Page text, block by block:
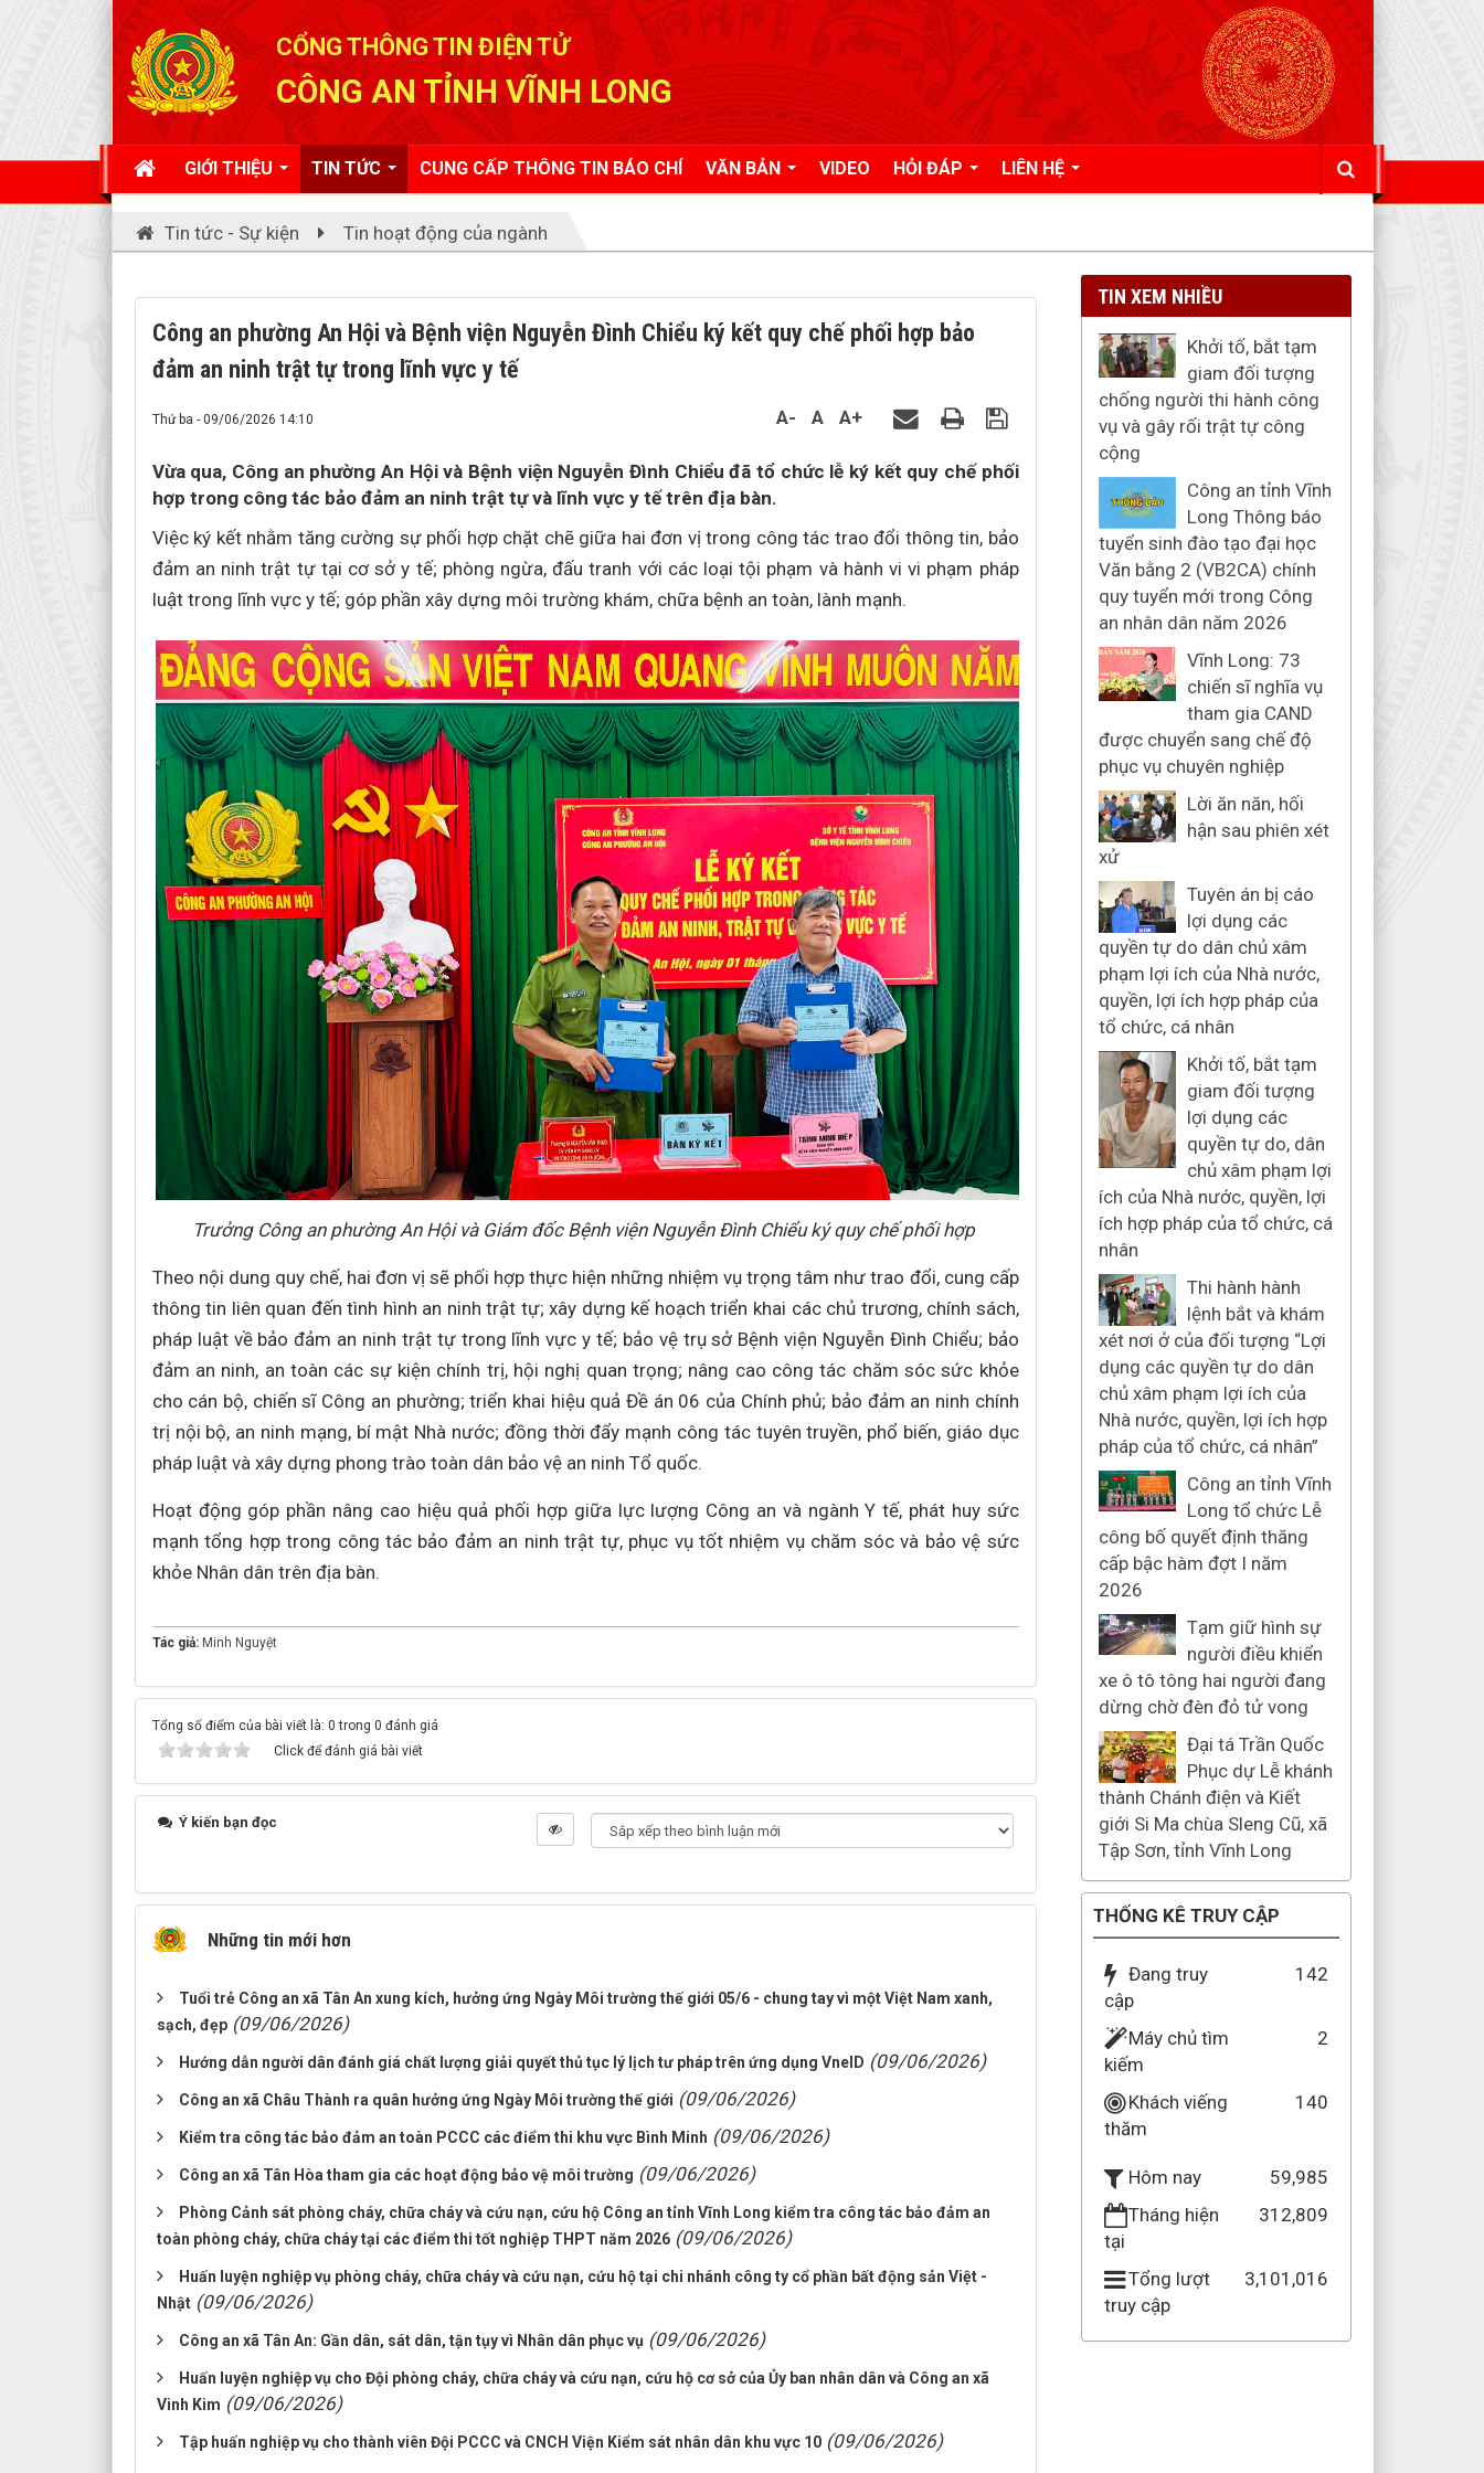
CỔNG THÔNG TIN ĐIỆN TỬ
CÔNG AN TỈNH VĨNH LONG
GIỚI THIỆU TIN TỨC CUNG CẤP THÔNG TIN BÁO CHÍ VĂN BẢN VIDEO HỎI ĐÁP LIÊN HỆ
Tin tức - Sự kiện Tin hoạt động của ngành
Công an phường An Hội và Bệnh viện Nguyễn Đình Chiểu ký kết quy chế phối hợp bảo
đảm an ninh trật tự trong lĩnh vực y tế
Thứ ba - 09/06/2026 14:10 A- A A+
Vừa qua, Công an phường An Hội và Bệnh viện Nguyễn Đình Chiểu đã tổ chức lễ ký kết quy chế phối
hợp trong công tác bảo đảm an ninh trật tự và lĩnh vực y tế trên địa bàn.
Việc ký kết nhằm tăng cường sự phối hợp chặt chẽ giữa hai đơn vị trong công tác trao đổi thông tin, bảo
đảm an ninh trật tự tại cơ sở y tế; phòng ngừa, đấu tranh với các loại tội phạm và hành vi vi phạm pháp
luật trong lĩnh vực y tế; góp phần xây dựng môi trường khám, chữa bệnh an toàn, lành mạnh.
Trưởng Công an phường An Hội và Giám đốc Bệnh viện Nguyễn Đình Chiểu ký quy chế phối hợp
Theo nội dung quy chế, hai đơn vị sẽ phối hợp thực hiện những nhiệm vụ trọng tâm như trao đổi, cung cấp
thông tin liên quan đến tình hình an ninh trật tự; xây dựng kế hoạch triển khai các chủ trương, chính sách,
pháp luật về bảo đảm an ninh trật tự trong lĩnh vực y tế; bảo vệ trụ sở Bệnh viện Nguyễn Đình Chiểu; bảo
đảm an ninh, an toàn các sự kiện chính trị, hội nghị quan trọng; nâng cao công tác chăm sóc sức khỏe
cho cán bộ, chiến sĩ Công an phường; triển khai hiệu quả Đề án 06 của Chính phủ; bảo đảm an ninh chính
trị nội bộ, an ninh mạng, bí mật Nhà nước; đồng thời đẩy mạnh công tác tuyên truyền, phổ biến, giáo dục
pháp luật và xây dựng phong trào toàn dân bảo vệ an ninh Tổ quốc.
Hoạt động góp phần nâng cao hiệu quả phối hợp giữa lực lượng Công an và ngành Y tế, phát huy sức
mạnh tổng hợp trong công tác bảo đảm an ninh trật tự, phục vụ tốt nhiệm vụ chăm sóc và bảo vệ sức
khỏe Nhân dân trên địa bàn.
Tác giả: Minh Nguyệt
Tổng số điểm của bài viết là: 0 trong 0 đánh giá
Click để đánh giá bài viết
Ý kiến bạn đọc
Những tin mới hơn
Tuổi trẻ Công an xã Tân An xung kích, hưởng ứng Ngày Môi trường thế giới 05/6 - chung tay vì một Việt Nam xanh,
sạch, đẹp (09/06/2026)
Hướng dẫn người dân đánh giá chất lượng giải quyết thủ tục lý lịch tư pháp trên ứng dụng VneID (09/06/2026)
Công an xã Châu Thành ra quân hưởng ứng Ngày Môi trường thế giới (09/06/2026)
Kiểm tra công tác bảo đảm an toàn PCCC các điểm thi khu vực Bình Minh (09/06/2026)
Công an xã Tân Hòa tham gia các hoạt động bảo vệ môi trường (09/06/2026)
Phòng Cảnh sát phòng cháy, chữa cháy và cứu nạn, cứu hộ Công an tỉnh Vĩnh Long kiểm tra công tác bảo đảm an
toàn phòng cháy, chữa cháy tại các điểm thi tốt nghiệp THPT năm 2026 (09/06/2026)
Huấn luyện nghiệp vụ phòng cháy, chữa cháy và cứu nạn, cứu hộ tại chi nhánh công ty cổ phần bất động sản Việt -
Nhật (09/06/2026)
Công an xã Tân An: Gần dân, sát dân, tận tụy vì Nhân dân phục vụ (09/06/2026)
Huấn luyện nghiệp vụ cho Đội phòng cháy, chữa cháy và cứu nạn, cứu hộ cơ sở của Ủy ban nhân dân và Công an xã
Vinh Kim (09/06/2026)
Tập huấn nghiệp vụ cho thành viên Đội PCCC và CNCH Viện Kiểm sát nhân dân khu vực 10 (09/06/2026)
TIN XEM NHIỀU
Khởi tố, bắt tạm
giam đối tượng
chống người thi hành công
vụ và gây rối trật tự công
cộng
Công an tỉnh Vĩnh
Long Thông báo
tuyển sinh đào tạo đại học
Văn bằng 2 (VB2CA) chính
quy tuyển mới trong Công
an nhân dân năm 2026
Vĩnh Long: 73
chiến sĩ nghĩa vụ
tham gia CAND
được chuyển sang chế độ
phục vụ chuyên nghiệp
Lời ăn năn, hối
hận sau phiên xét
xử
Tuyên án bị cáo
lợi dụng các
quyền tự do dân chủ xâm
phạm lợi ích của Nhà nước,
quyền, lợi ích hợp pháp của
tổ chức, cá nhân
Khởi tố, bắt tạm
giam đối tượng
lợi dụng các
quyền tự do, dân
chủ xâm phạm lợi
ích của Nhà nước, quyền, lợi
ích hợp pháp của tổ chức, cá
nhân
Thi hành hành
lệnh bắt và khám
xét nơi ở của đối tượng “Lợi
dụng các quyền tự do dân
chủ xâm phạm lợi ích của
Nhà nước, quyền, lợi ích hợp
pháp của tổ chức, cá nhân”
Công an tỉnh Vĩnh
Long tổ chức Lễ
công bố quyết định thăng
cấp bậc hàm đợt I năm
2026
Tạm giữ hình sự
người điều khiển
xe ô tô tông hai người đang
dừng chờ đèn đỏ tử vong
Đại tá Trần Quốc
Phục dự Lễ khánh
thành Chánh điện và Kiết
giới Si Ma chùa Sleng Cũ, xã
Tập Sơn, tỉnh Vĩnh Long
THỐNG KÊ TRUY CẬP
Đang truy
cập
142
Máy chủ tìm
kiếm
2
Khách viếng
thăm
140
Hôm nay
59,985
Tháng hiện
tại
312,809
Tổng lượt
truy cập
3,101,016